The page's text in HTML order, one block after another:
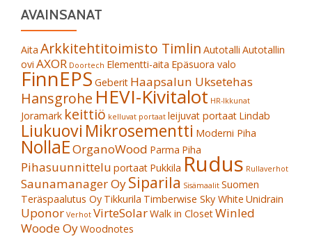
AVAINSANAT
Aita Arkkitehtitoimisto Timlin Autotalli Autotallin
ovi AXOR Doortech Elementti-aita Epäsuora valo
FinnEPS Geberit Haapsalun Uksetehas
Hansgrohe HEVI-Kivitalot HR-Ikkunat
Joramark keittiö kelluvat portaat leijuvat portaat Lindab
Liukuovi Mikrosementti Moderni Piha
NollaEOrganoWood Parma Piha
Pihasuunnittelu portaat Pukkila Rudus Rullaverhot
Saunamanager OySiparila Sisämaalit Suomen
Teräspaalutus Oy Tikkurila Timberwise Sky White Unidrain
Uponor Verhot VirteSolarWalk in ClosetWinled
Woode OyWoodnotes